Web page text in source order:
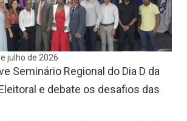
julho de 2026
Seminário Regional do Dia D da
e debate os desafios das